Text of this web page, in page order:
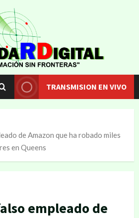
TRANSMISION EN VIVO
de Amazon que ha robado miles
en Queens
empleado de